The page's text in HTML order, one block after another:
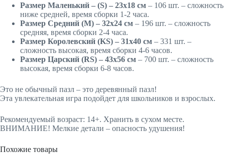
Размер Маленький – (S) – 23х18 см – 106 шт. – сложность
ниже средней, время сборки 1-2 часа.
Размер Средний (M) – 32х24 см – 196 шт. – сложность
средняя, время сборки 2-4 часа.
Размер Королевский (KS) – 31х40 см – 331 шт. –
сложность высокая, время сборки 4-6 часов.
Размер Царский (RS) – 43х56 см – 700 шт. – сложность
высокая, время сборки 6-8 часов.
Это не обычный пазл – это деревянный пазл!
Эта увлекательная игра подойдет для школьников и взрослых.
Рекомендуемый возраст: 14+. Хранить в сухом месте.
ВНИМАНИЕ! Мелкие детали – опасность удушения!
Похожие товары